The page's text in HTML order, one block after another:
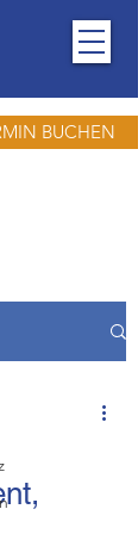
BUCHEN